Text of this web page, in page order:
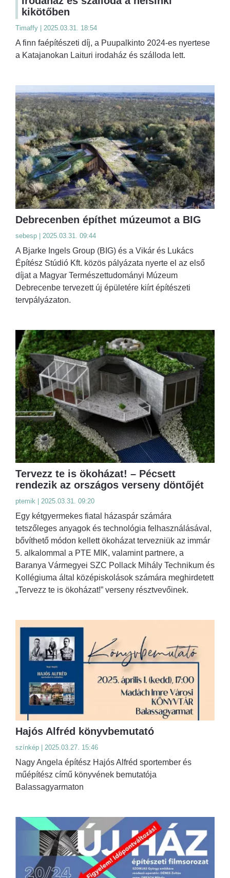
kikötőben
Timaffy | 2025.03.31. 18:54
A finn faépítészeti díj, a Puupalkinto 2024-es nyertese
a Katajanokan Laituri irodaház és szálloda lett.
Debrecenben építhet múzeumot a BIG
sebesp | 2025.03.31. 09:44
A Bjarke Ingels Group (BIG) és a Vikár és Lukács
Építész Stúdió Kft. közös pályázata nyerte el az első
díjat a Magyar Természettudományi Múzeum
Debrecenbe tervezett új épületére kiírt építészeti
tervpályázaton.
Tervezz te is ökoházat! – Pécsett
rendezik az országos verseny döntőjét
ptemik | 2025.03.31. 09:20
Egy kétgyermekes fiatal házaspár számára
tetszőleges anyagok és technológia felhasználásával,
bővíthető módon kellett ökoházat tervezniük az immár
5. alkalommal a PTE MIK, valamint partnere, a
Baranya Vármegyei SZC Pollack Mihály Technikum és
Kollégiuma által középiskolások számára meghirdetett
„Tervezz te is ökoházat!” verseny résztvevőinek.
Hajós Alfréd könyvbemutató
színkép | 2025.03.27. 15:46
Nagy Angela építész Hajós Alfréd sportember és
műépítész című könyvének bemutatója
Balassagyarmaton